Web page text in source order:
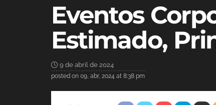
Eventos
Estimado,
9 de abril de 2024
posted on 09, abr, 2024 at 8:38 pm